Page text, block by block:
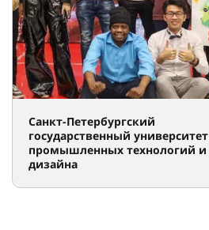
Санкт-Петербургский
государственный университет
промышленных технологий и
дизайна